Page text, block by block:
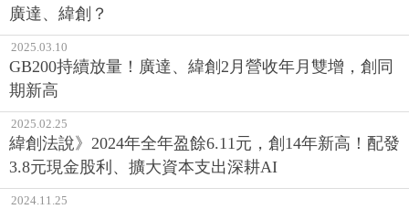
廣達、緯創？
2025.03.10
GB200持續放量！廣達、緯創2月營收年月雙增，創同
期新高
2025.02.25
緯創法說》2024年全年盈餘6.11元，創14年新高！配發
3.8元現金股利、擴大資本支出深耕AI
2024.11.25